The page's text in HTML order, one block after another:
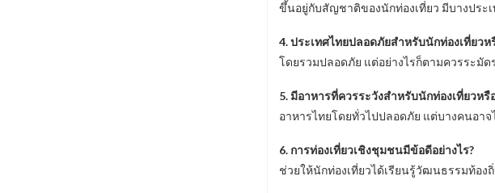
ขึ้นอยู่กับสัญชาติของนักท่องเที่ยว มีบางประ
4. ประเทศไทยปลอดภัยสำหรับนักท่องเที่ยวห
โดยรวมปลอดภัย แต่อย่างไรก็ตามควรระมั
5. มีอาหารที่ควรระวังสำหรับนักท่องเที่ยวหรื
อาหารไทยโดยทั่วไปปลอดภัย แต่บางคนอา
6. การท่องเที่ยวเชิงชุมชนมีข้อดีอย่างไร?
ช่วยให้นักท่องเที่ยวได้เรียนรู้วัฒนธรรมท้อ